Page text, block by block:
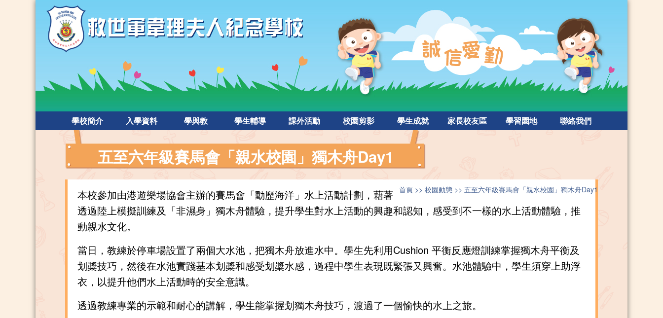
學校簡介 入學資料 學與教 學生輔導 課外活動 校園剪影 學生成就 家長校友區 學習園地 聯絡我們
五至六年級賽馬會「親水校園」獨木舟Day1
首頁 校園動態 五至六年級賽馬會「親水校園」獨木舟Day1
本校參加由港遊樂場協會主辦的賽馬會「動歷海洋」水上活動計劃，藉著
透過陸上模擬訓練及「非濕身」獨木舟體驗，提升學生對水上活動的興趣和認知，感受到不一樣的水上活動體驗，推
動親水文化。
當日，教練於停車場設置了兩個大水池，把獨木舟放進水中。學生先利用Cushion 平衡反應燈訓練掌握獨木舟平衡及
划槳技巧，然後在水池實踐基本划槳和感受划槳水感，過程中學生表現既緊張又興奮。水池體驗中，學生須穿上助浮
衣，以提升他們水上活動時的安全意識。
透過教練專業的示範和耐心的講解，學生能掌握划獨木舟技巧，渡過了一個愉快的水上之旅。